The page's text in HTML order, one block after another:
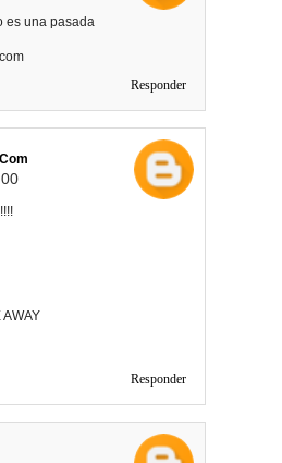
es una pasada
Responder
AWAY
Responder